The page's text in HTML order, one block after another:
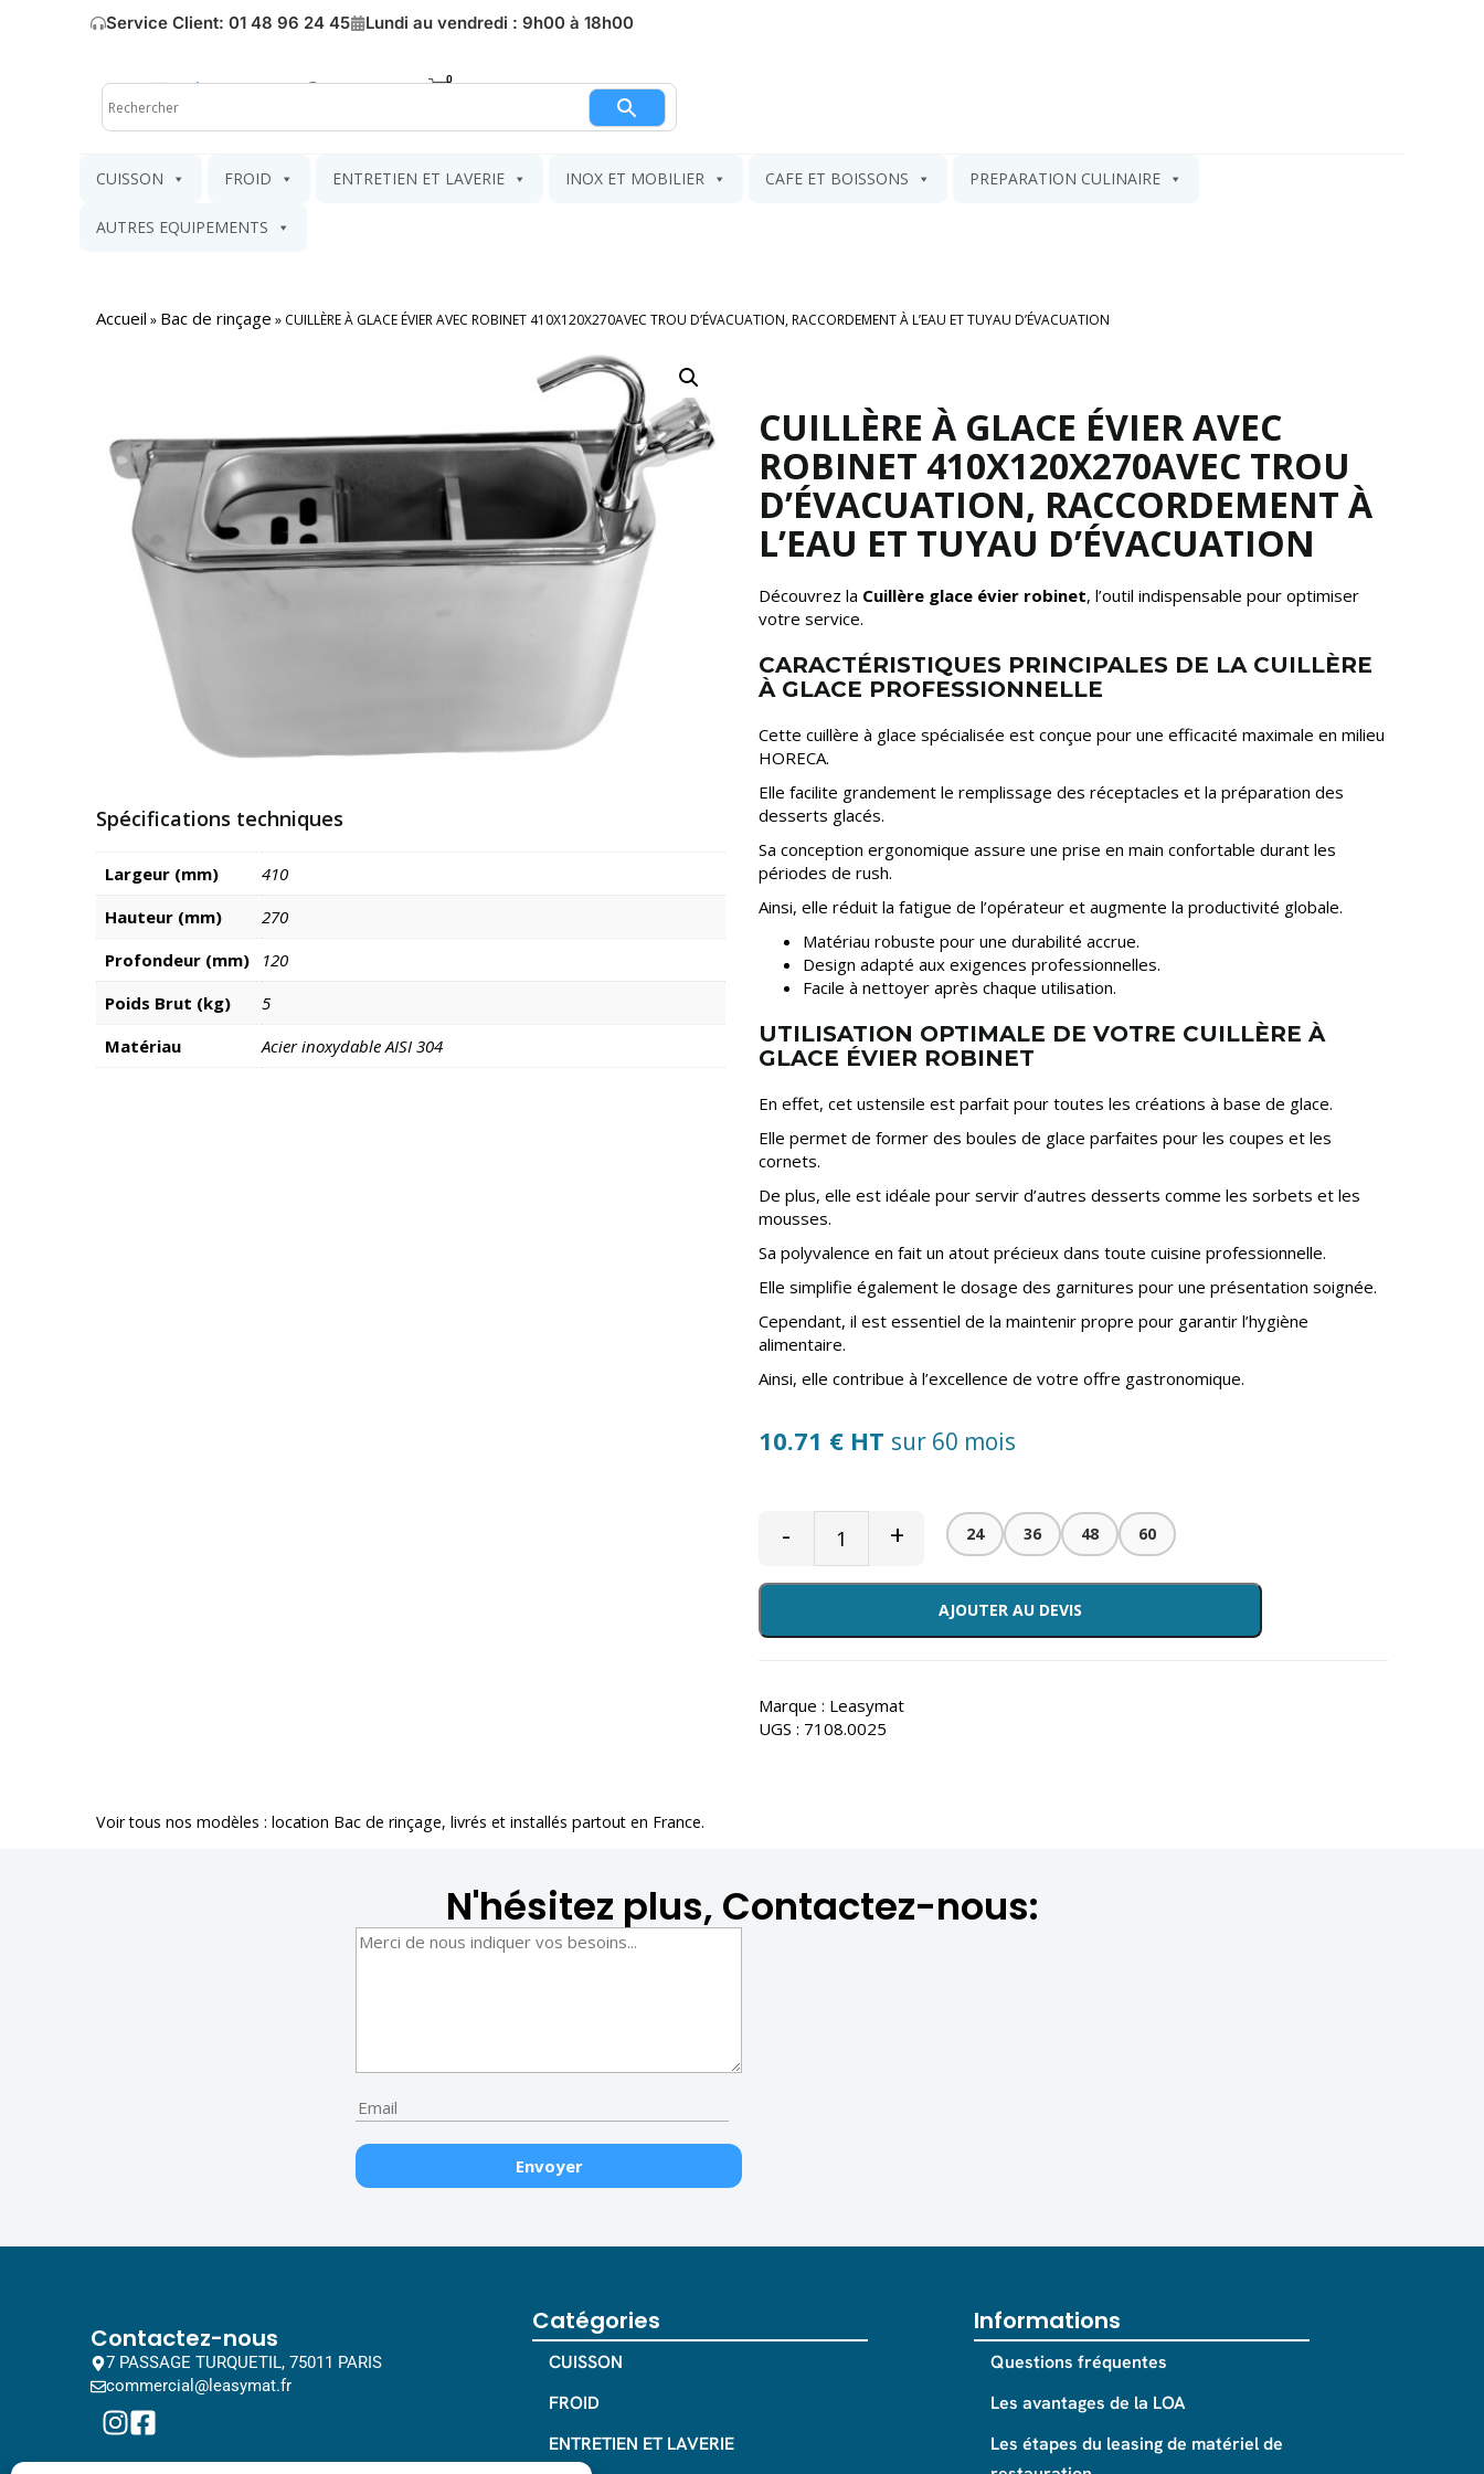
Service Client: 01 48 96 24 45 Lundi au vendredi : 9h00 à 18h00
Mon compte Mon panier
CUISSON FROID ENTRETIEN ET LAVERIE INOX ET MOBILIER CAFE ET BOISSONS PREPARATION CULINAIRE
AUTRES EQUIPEMENTS
Accueil » Bac de rinçage » CUILLÈRE À GLACE ÉVIER AVEC ROBINET 410X120X270AVEC TROU D’ÉVACUATION, RACCORDEMENT À L’EAU ET TUYAU D’ÉVACUATION
Spécifications techniques
Largeur (mm)
410
Hauteur (mm)
270
Profondeur (mm)
120
Poids Brut (kg)
5
Matériau
Acier inoxydable AISI 304
CUILLÈRE À GLACE ÉVIER AVEC
ROBINET 410X120X270AVEC TROU
D’ÉVACUATION, RACCORDEMENT À
L’EAU ET TUYAU D’ÉVACUATION
Découvrez la Cuillère glace évier robinet, l’outil indispensable pour optimiser
votre service.
CARACTÉRISTIQUES PRINCIPALES DE LA CUILLÈRE
À GLACE PROFESSIONNELLE
Cette cuillère à glace spécialisée est conçue pour une efficacité maximale en milieu
HORECA.
Elle facilite grandement le remplissage des réceptacles et la préparation des
desserts glacés.
Sa conception ergonomique assure une prise en main confortable durant les
périodes de rush.
Ainsi, elle réduit la fatigue de l’opérateur et augmente la productivité globale.
Matériau robuste pour une durabilité accrue.
Design adapté aux exigences professionnelles.
Facile à nettoyer après chaque utilisation.
UTILISATION OPTIMALE DE VOTRE CUILLÈRE À
GLACE ÉVIER ROBINET
En effet, cet ustensile est parfait pour toutes les créations à base de glace.
Elle permet de former des boules de glace parfaites pour les coupes et les
cornets.
De plus, elle est idéale pour servir d’autres desserts comme les sorbets et les
mousses.
Sa polyvalence en fait un atout précieux dans toute cuisine professionnelle.
Elle simplifie également le dosage des garnitures pour une présentation soignée.
Cependant, il est essentiel de la maintenir propre pour garantir l’hygiène
alimentaire.
Ainsi, elle contribue à l’excellence de votre offre gastronomique.
10.71 € HT sur 60 mois
- + 24 36 48 60
AJOUTER AU DEVIS
Marque : Leasymat
UGS : 7108.0025
Voir tous nos modèles : location Bac de rinçage, livrés et installés partout en France.
N'hésitez plus, Contactez-nous:
Contactez-nous
7 PASSAGE TURQUETIL, 75011 PARIS
commercial@leasymat.fr
Catégories
CUISSON
FROID
ENTRETIEN ET LAVERIE
Informations
Questions fréquentes
Les avantages de la LOA
Les étapes du leasing de matériel de